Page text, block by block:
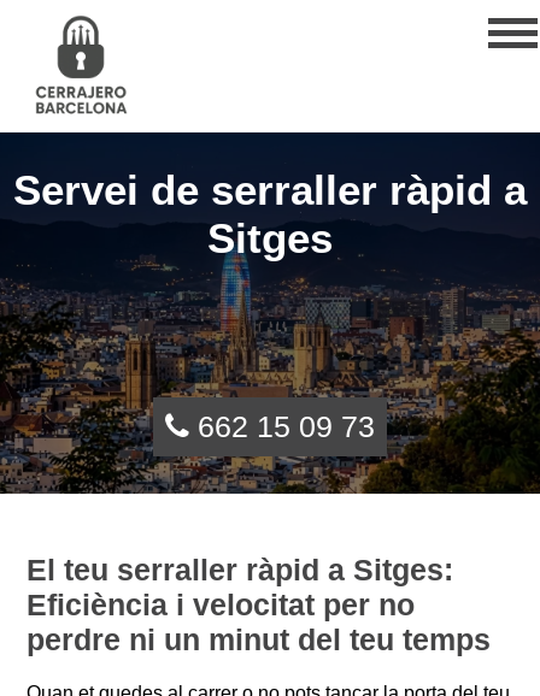
Servei de serraller ràpid a
Sitges
662 15 09 73
El teu serraller ràpid a Sitges:
Eficiència i velocitat per no
perdre ni un minut del teu temps